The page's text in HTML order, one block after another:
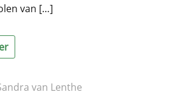
van […]
van Lenthe